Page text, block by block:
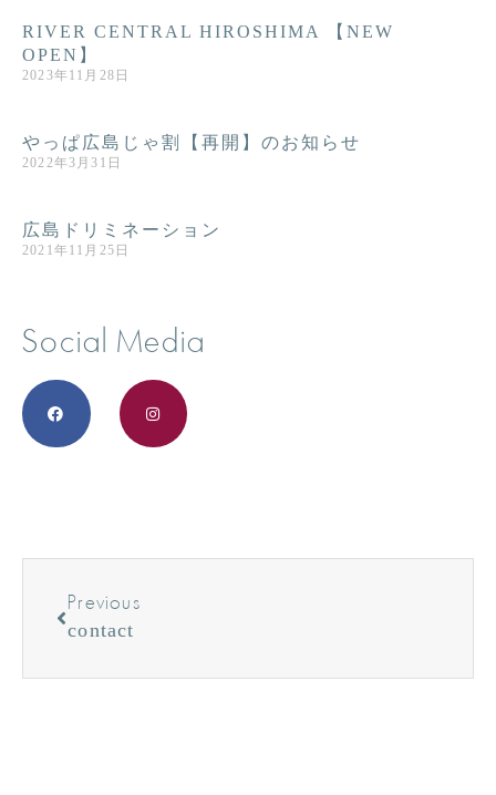
RIVER CENTRAL HIROSHIMA 【NEW
OPEN】
2023年11月28日
やっぱ広島じゃ割【再開】のお知らせ
2022年3月31日
広島ドリミネーション
2021年11月25日
Social Media
Previous
contact